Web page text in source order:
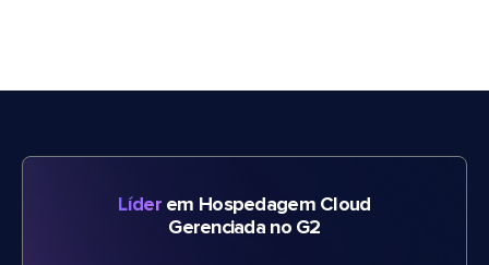
Líderem Hospedagem Cloud
Gerenciada no G2